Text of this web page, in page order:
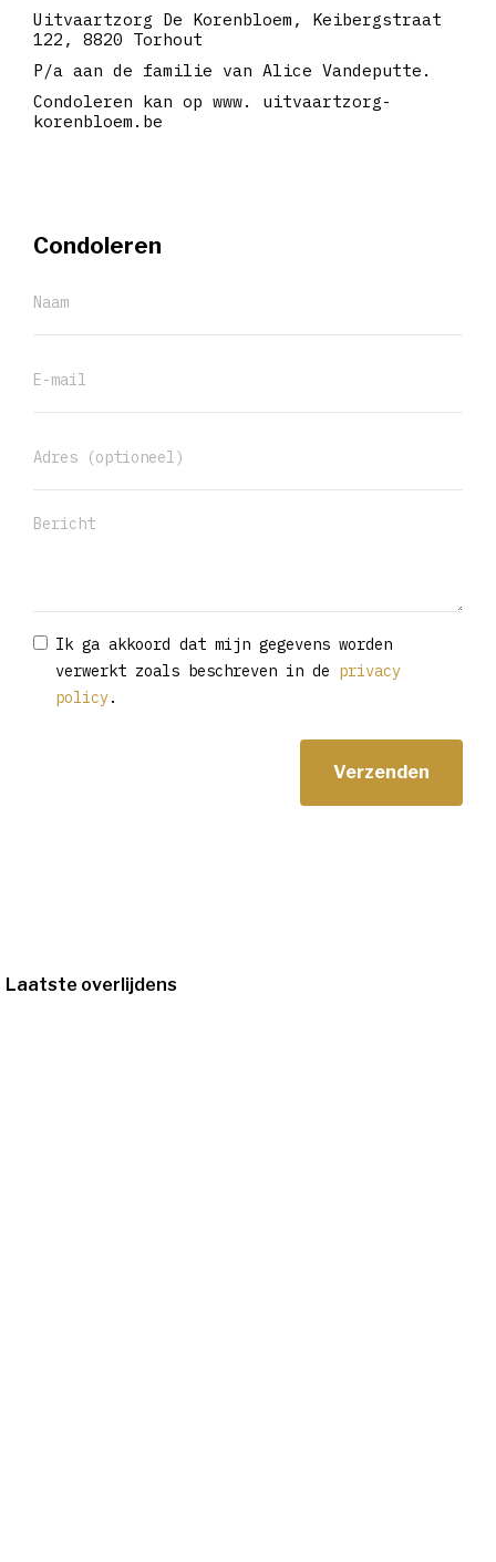
Uitvaartzorg De Korenbloem, Keibergstraat
122, 8820 Torhout
P/a aan de familie van Alice Vandeputte.
Condoleren kan op www. uitvaartzorg-
korenbloem.be
Condoleren
Ik ga akkoord dat mijn gegevens worden
verwerkt zoals beschreven in de privacy
policy.
Laatste overlijdens